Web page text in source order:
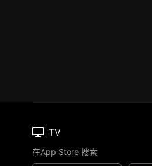
TV
在App Store 搜索